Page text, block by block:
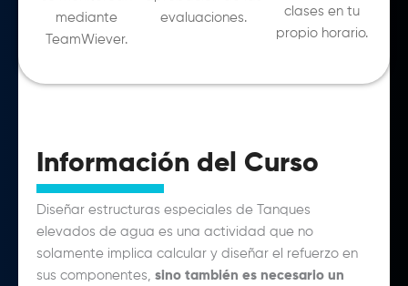
mediante
TeamWiever.
evaluaciones.
clases en tu
propio horario.
Información del Curso
Diseñar estructuras especiales de Tanques
elevados de agua es una actividad que no
solamente implica calcular y diseñar el refuerzo en
sus componentes
sino también es necesario un